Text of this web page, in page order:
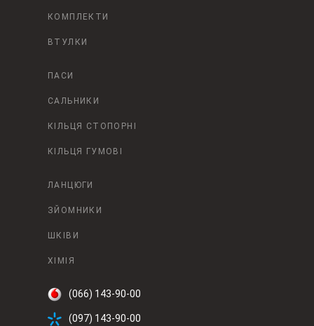
КОМПЛЕКТИ
ВТУЛКИ
ПАСИ
САЛЬНИКИ
КІЛЬЦЯ СТОПОРНІ
КІЛЬЦЯ ГУМОВІ
ЛАНЦЮГИ
ЗЙОМНИКИ
ШКІВИ
ХІМІЯ
(066) 143-90-00
(097) 143-90-00